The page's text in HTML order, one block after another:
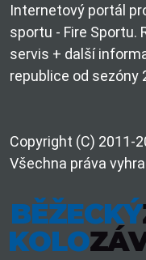
Internetový portál
sportu - Fire Sportu.
servis + další
republice od sezóny
Copyright (C) 2011-
Všechna práva